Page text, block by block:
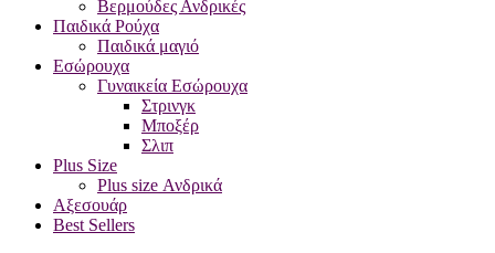
Βερμούδες Ανδρικές
Παιδικά Ρούχα
Παιδικά μαγιό
Εσώρουχα
Γυναικεία Εσώρουχα
Στρινγκ
Μποξέρ
Σλιπ
Plus Size
Plus size Ανδρικά
Αξεσουάρ
Best Sellers